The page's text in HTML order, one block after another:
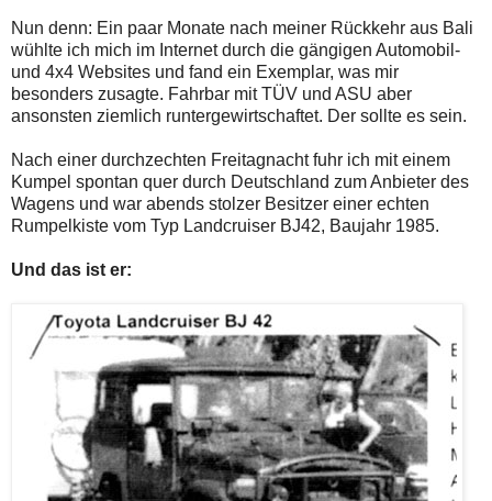
Nun denn: Ein paar Monate nach meiner Rückkehr aus Bali
wühlte ich mich im Internet durch die gängigen Automobil-
und 4x4 Websites und fand ein Exemplar, was mir
besonders zusagte. Fahrbar mit TÜV und ASU aber
ansonsten ziemlich runtergewirtschaftet. Der sollte es sein.
Nach einer durchzechten Freitagnacht fuhr ich mit einem
Kumpel spontan quer durch Deutschland zum Anbieter des
Wagens und war abends stolzer Besitzer einer echten
Rumpelkiste vom Typ Landcruiser BJ42, Baujahr 1985.
Und das ist er: